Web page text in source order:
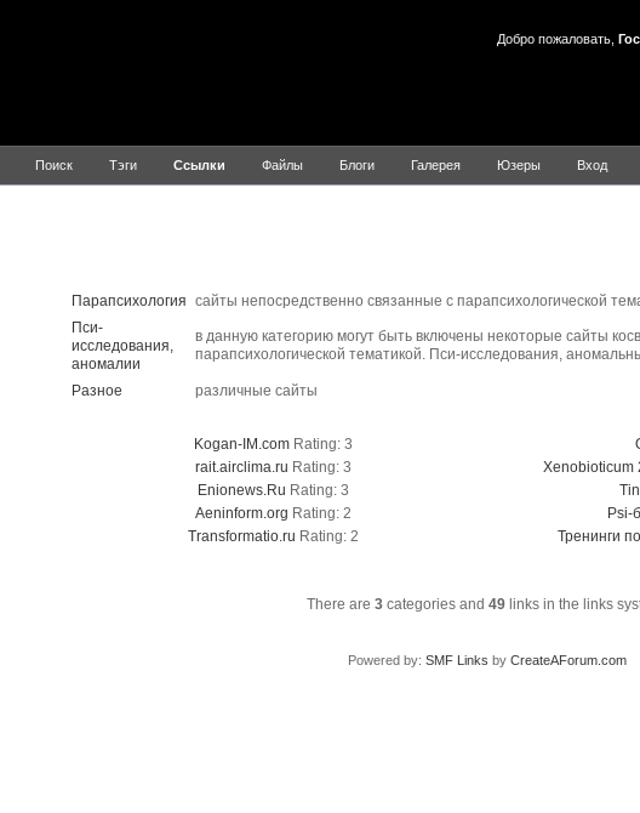
Добро пожаловать,
Поиск Тэги Ссылки Файлы Блоги Галерея Юзеры Вход
Парапсихология сайты непосредственно связанные с парапсихологической
Пси-
исследования,
аномалии
в данную категорию могут быть включены некоторые сайты
парапсихологической тематикой. Пси-исследования,
Разное различные сайты
Kogan-IM.comRating: 3
rait.airclima.ru Rating: 3
Enionews.Ru Rating: 3
Aeninform.org Rating: 2
Transformatio.ru Rating: 2
Xenobioticum
Psi-
Тренинги
There are 3 categories and 49 links in the links
Powered by: SMF Links by CreateAForum.com